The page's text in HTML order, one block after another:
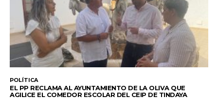
POLÍTICA
EL PP RECLAMA AL AYUNTAMIENTO DE LA OLIVA QUE
AGILICE EL COMEDOR ESCOLAR DEL CEIP DE TINDAYA